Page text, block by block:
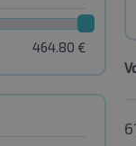
464.80 €